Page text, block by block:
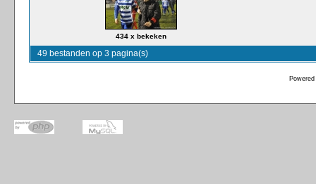
434 x bekeken
49 bestanden op 3 pagina(s)